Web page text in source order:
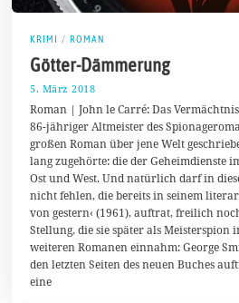
KRIMI / ROMAN
Götter-Dämmerung
5. März 2018
.
M
a
i
0
1
8
Roman | John le Carré: Das
86-jähriger Altmeister des
großen Roman über jene Welt
lang zugehörte: die der Geheimdienste
Ost und West. Und natürlich darf in
nicht fehlen, die bereits in seinem
von gestern‹ (1961), auftrat, freilich
Stellung, die sie später als Meisterspion
weiteren Romanen einnahm: George
den letzten Seiten des neuen Buches
eine